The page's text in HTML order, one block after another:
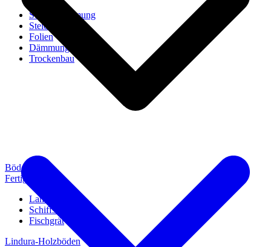
Steico Dämmung
Steico Zubehör
Folien
Dämmung
Trockenbau
Böden
Fertigparkett
Landhausdiele
Schiffsboden
Fischgrät
Lindura-Holzböden